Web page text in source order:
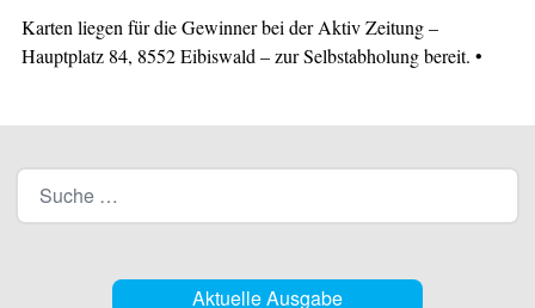
Karten liegen für die Gewinner bei der Aktiv Zeitung –
Hauptplatz 84, 8552 Eibiswald – zur Selbstabholung bereit. •
Aktuelle Ausgabe